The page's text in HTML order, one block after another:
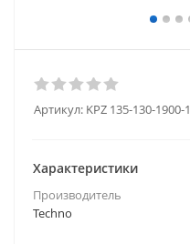
Артикул: KPZ 135-130-1900-1
Характеристики
Производитель
Techno